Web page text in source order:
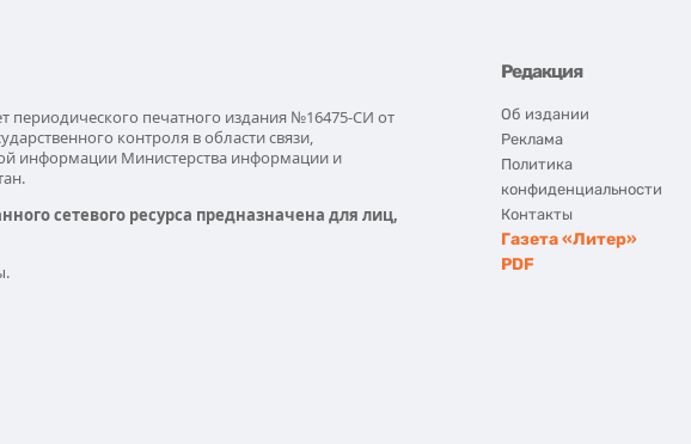
периодического печатного издания №16475-СИ от
контроля в области связи,
информации Министерства информации и
сетевого ресурса предназначена для лиц,
Редакция
Об издании
Реклама
Политика
конфиденциальности
Контакты
Газета «Литер»
PDF